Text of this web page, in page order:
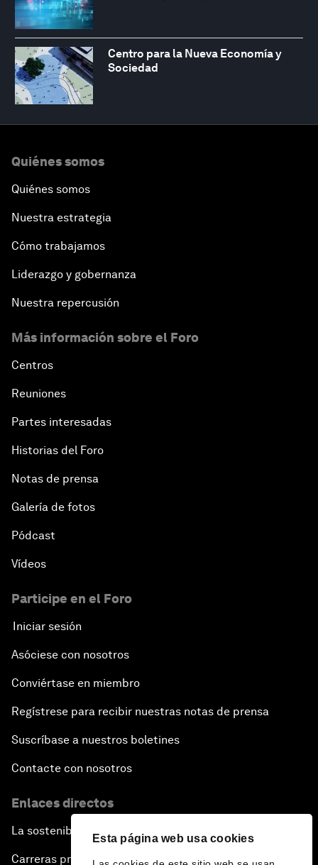
Esta página web usa cookies
Centro para la Nueva Economía y
Sociedad
Quiénes somos
Quiénes somos
Nuestra estrategia
Cómo trabajamos
Liderazgo y gobernanza
Nuestra repercusión
Más información sobre el Foro
Centros
Reuniones
Partes interesadas
Historias del Foro
Notas de prensa
Galería de fotos
Pódcast
Vídeos
Participe en el Foro
Iniciar sesión
Asóciese con nosotros
Conviértase en miembro
Regístrese para recibir nuestras notas de prensa
Suscríbase a nuestros boletines
Contacte con nosotros
Enlaces directos
La sostenibilidad en el Foro
Carreras profesionales